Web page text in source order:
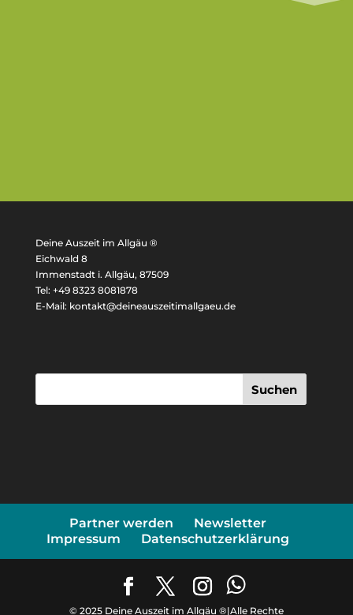
Deine Auszeit im Allgäu ®
Eichwald 8
Immenstadt i. Allgäu, 87509
Tel: +49 8323 8081878
E-Mail: kontakt@deineauszeitimallgaeu.de
Suchen
Partner werden
Newsletter
Impressum
Datenschutzerklärung
© 2025 Deine Auszeit im Allgäu ®|Alle Rechte